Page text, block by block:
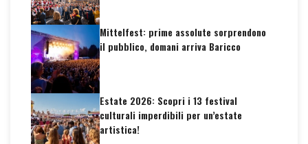
Mittelfest: prime assolute sorprendono
il pubblico, domani arriva Baricco
Estate 2026: Scopri i 13 festival
culturali imperdibili per un’estate
artistica!